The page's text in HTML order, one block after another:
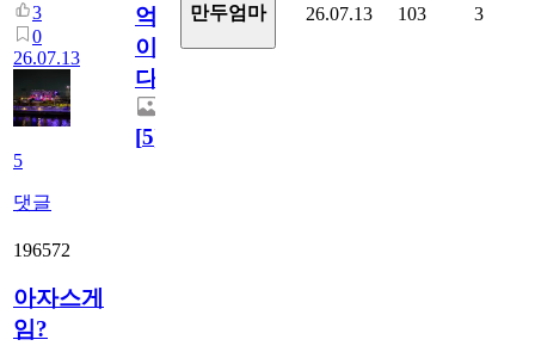
3
0
26.07.13
5
댓글
억
이
다.
[5]
만두엄마 26.07.13 103 3
196572
아자스게
임?